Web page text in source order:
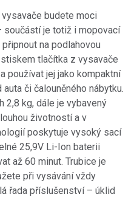
budete moci
součástí je totiž i mopovací
na podlahovou
tlačítka z vysavače
používat jej jako kompaktní
či čalouněného nábytku.
2,8 kg, dále je vybavený
životností a v
poskytuje vysoký sací
25,9V Li-Ion baterii
až 60 minut. Trubice je
při vysávání vždy
řada příslušenství – úklid